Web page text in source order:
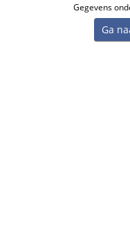
Gegevens
Ga